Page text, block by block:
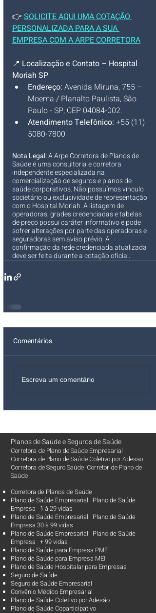
👉 SOLICITE AQUI UMA COTAÇÃO
PERSONALIZADA PARA A SUA
EMPRESA COM A ARPE CORRETORA
📍 Localização e Contato – Hospital
Moriah SP
Endereço: Avenida Miruna, 755 –
Moema / Planalto Paulista, São
Paulo - SP, CEP 04084-002.
Atendimento Telefônico: +55 (11)
5080-7800
Nota Legal: A Arpe Corretora de Planos de
Saúde é uma consultoria e corretora
independente especializada na
comercialização de seguros e planos de
saúde corporativos. Não possuímos vínculo
societário ou exclusividade de representação
com o Hospital Moriah. A listagem de
operadoras, grades credenciadas e tabelas
de preço possui caráter informativo e pode
sofrer alterações por parte das operadoras e
seguradoras sem aviso prévio. A
confirmação da rede credenciada atualizada
deve ser feita durante a cotação oficial.
Comentários
Escreva um comentário
Planos de SaúdeeSeguros de Saúde
Corretora de Plano de Saúde Empresarial
Corretora de Plano de Saúde Coletivo por Adesão
Corretora de Seguro Saúde Corretor de Plano de
Saúde
Corretora de Planos de Saúde
Plano de Saúde Empresarial Plano de Saúde
Empresa 1 à 29 vidas
Plano de Saúde Empresarial Plano de Saúde
Empresa 30 à 99 vidas ​
Plano de Saúde Empresarial Plano de Saúde
Empresa + 99 vidas
Plano de Saúde para Empresa PME
Plano de Saúde para Empresa MEI
Plano de Saúde Hospitalar para Empresas
Seguro de Saúde
Seguro de Saúde Empresarial
Convênio Médico Empresarial
Plano de Saúde Coletivo por Adesão
Plano de Saúde Coparticipativo